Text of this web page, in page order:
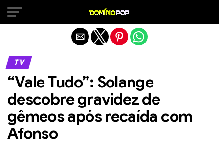
TV
“Vale Tudo”: Solange
descobre gravidez de
gêmeos após recaída com
Afonso
Sair da versão mobile